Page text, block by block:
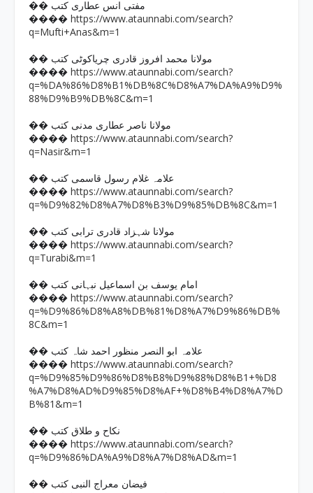
�� مفتی انس عطاری کتب
���� https://www.ataunnabi.com/search?
q=Mufti+Anas&m=1
�� مولانا محمد افروز قادری چریاکوٹی کتب
���� https://www.ataunnabi.com/search?
q=%DA%86%D8%B1%DB%8C%D8%A7%DA%A9%D9%
88%D9%B9%DB%8C&m=1
�� مولانا ناصر عطاری مدنی کتب
���� https://www.ataunnabi.com/search?
q=Nasir&m=1
�� علامہ غلام رسول قاسمی کتب
���� https://www.ataunnabi.com/search?
q=%D9%82%D8%A7%D8%B3%D9%85%DB%8C&m=1
�� مولانا شہزاد قادری ترابی کتب
���� https://www.ataunnabi.com/search?
q=Turabi&m=1
�� امام یوسف بن اسماعیل نبہانی کتب
���� https://www.ataunnabi.com/search?
q=%D9%86%D8%A8%DB%81%D8%A7%D9%86%DB%
8C&m=1
�� علامہ ابو النصر منظور احمد شاہ کتب
���� https://www.ataunnabi.com/search?
q=%D9%85%D9%86%D8%B8%D9%88%D8%B1+%D8
%A7%D8%AD%D9%85%D8%AF+%D8%B4%D8%A7%D
B%81&m=1
�� نکاح و طلاق کتب
���� https://www.ataunnabi.com/search?
q=%D9%86%DA%A9%D8%A7%D8%AD&m=1
�� فیضان معراج النبی کتب